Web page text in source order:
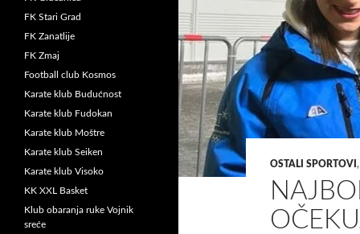
OSTALI SPORTOVI ,
FK Stari Grad
FK Zanatlije
FK Zmaj
Football club Kosmos
Karate klub Budućnost
Karate klub Fudokan
Karate klub Moštre
Karate klub Seiken
Karate klub Visoko
KK XXL Basket
Klub obaranja ruke Vojnik
sreće